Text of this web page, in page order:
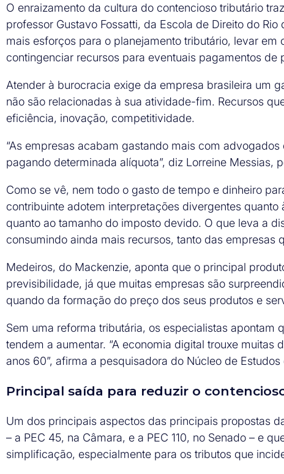
O enraizamento da cultura do contencioso tributário
professor Gustavo Fossatti, da Escola de Direito do
mais esforços para o planejamento tributário, levar
contingenciar recursos para eventuais pagamentos de
Atender à burocracia exige da empresa brasileira um
não são relacionadas à sua atividade-fim. Recursos
eficiência, inovação, competitividade.
“As empresas acabam gastando mais com
pagando determinada alíquota”, diz Lorreine Messias,
Como se vê, nem todo o gasto de tempo e dinheiro
contribuinte adotem interpretações divergentes
quanto ao tamanho do imposto devido. O que leva a
consumindo ainda mais recursos, tanto das empresas
Medeiros, do Mackenzie, aponta que o principal
previsibilidade, já que muitas empresas são
quando da formação do preço dos seus produtos e
Sem uma reforma tributária, os especialistas
tendem a aumentar. “A economia digital trouxe
anos 60”, afirma a pesquisadora do Núcleo de
Principal saída para reduzir o
Um dos principais aspectos das principais propostas
– a PEC 45, na Câmara, e a PEC 110, no Senado – e
simplificação, especialmente para os tributos que